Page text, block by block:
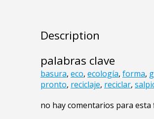
Description
palabras clave
basura, eco, ecología, forma,
pronto, reciclaje, reciclar,
no hay comentarios para